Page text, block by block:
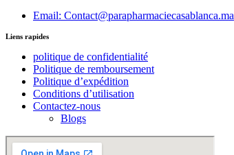
Email: Contact@parapharmaciecasablanca.ma
Liens rapides
politique de confidentialité
Politique de remboursement
Politique d’expédition
Conditions d’utilisation
Contactez-nous
Blogs